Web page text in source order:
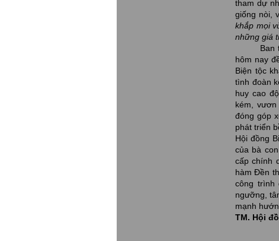
tham dự
giống nòi,
khắp mọi
những giá
Ban tổ
hôm nay
Biện tộc
tình đoàn
huy cao
kém,
đóng góp
phát triển
Hội đồng
của bà
cấp chính
hàm Đền
công trình
ngưỡng,
mạnh
TM. Hội